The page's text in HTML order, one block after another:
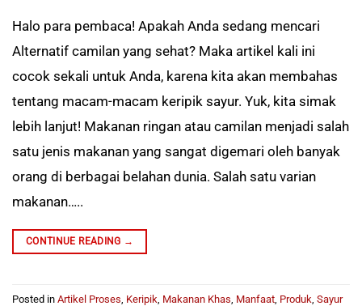
Halo para pembaca! Apakah Anda sedang mencari
Alternatif camilan yang sehat? Maka artikel kali ini
cocok sekali untuk Anda, karena kita akan membahas
tentang macam-macam keripik sayur. Yuk, kita simak
lebih lanjut! Makanan ringan atau camilan menjadi salah
satu jenis makanan yang sangat digemari oleh banyak
orang di berbagai belahan dunia. Salah satu varian
makanan…..
CONTINUE READING →
Posted in Artikel Proses, Keripik, Makanan Khas, Manfaat, Produk, Sayur